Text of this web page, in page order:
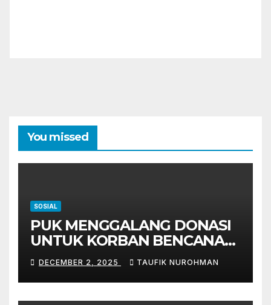
You missed
SOSIAL
PUK MENGGALANG DONASI
UNTUK KORBAN BENCANA
ALAM SUMATERA
DECEMBER 2, 2025 TAUFIK NUROHMAN